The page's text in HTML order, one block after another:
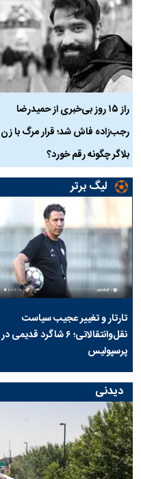
راز ۱۵ روز بی‌خبری از حمیدرضا
رجب‌زاده فاش شد؛ قرار مرگ با زن
بلاگر چگونه رقم خورد؟
لیگ برتر
تارتار و تغییر عجیب سیاست
نقل‌وانتقالاتی؛ ۶ شاگرد قدیمی در
پرسپولیس
دیدنی